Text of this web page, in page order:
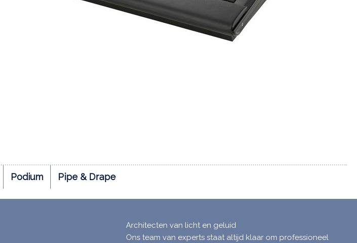
Podium Pipe & Drape
Architecten van licht en geluid
Ons team van experts staat altijd klaar om professioneel